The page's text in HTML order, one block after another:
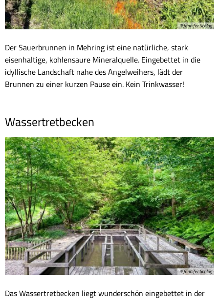
© Jennifer Schlag
Der Sauerbrunnen in Mehring ist eine natürliche, stark
eisenhaltige, kohlensaure Mineralquelle. Eingebettet in die
idyllische Landschaft nahe des Angelweihers, lädt der
Brunnen zu einer kurzen Pause ein. Kein Trinkwasser!
Wassertretbecken
© Jennifer Schlag
Das Wassertretbecken liegt wunderschön eingebettet in der